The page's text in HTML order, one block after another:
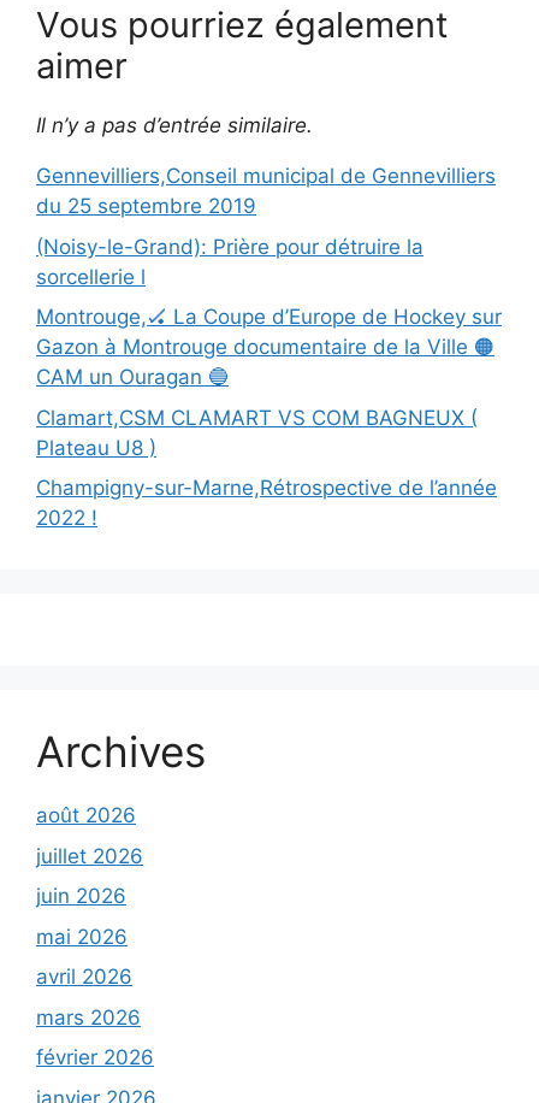
Vous pourriez également
aimer
Il n’y a pas d’entrée similaire.
Gennevilliers,Conseil municipal de Gennevilliers
du 25 septembre 2019
(Noisy-le-Grand): Prière pour détruire la
sorcellerie l
Montrouge,🏑 La Coupe d’Europe de Hockey sur
Gazon à Montrouge documentaire de la Ville 🟠
CAM un Ouragan 🔵
Clamart,CSM CLAMART VS COM BAGNEUX (
Plateau U8 )
Champigny-sur-Marne,Rétrospective de l’année
2022 !
Archives
août 2026
juillet 2026
juin 2026
mai 2026
avril 2026
mars 2026
février 2026
janvier 2026